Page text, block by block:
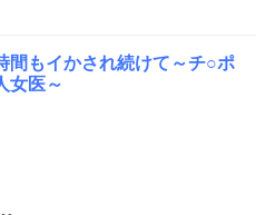
間もイかされ続けて～チ○ポ
女医～